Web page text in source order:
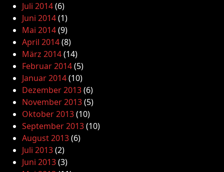
Juli 2014(6)
Juni 2014(1)
Mai 2014(9)
April 2014(8)
März 2014(14)
Februar 2014(5)
Januar 2014(10)
Dezember 2013(6)
November 2013(5)
Oktober 2013(10)
September 2013(10)
August 2013(6)
Juli 2013(2)
Juni 2013(3)